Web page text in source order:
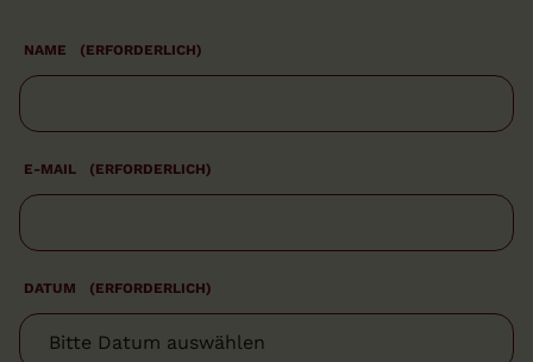
NAME (ERFORDERLICH)
E-MAIL (ERFORDERLICH)
DATUM (ERFORDERLICH)
T
P